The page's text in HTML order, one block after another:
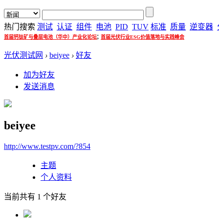
热门搜索 测试 认证 组件 电池 PID TUV 标准 质量 逆变器
首届钙钛矿与叠层电池（华中）产业化论坛; 首届光伏行业ESG价值落地与实践峰会
光伏测试网 › beiyee › 好友
加为好友
发送消息
beiyee
http://www.testpv.com/?854
主题
个人资料
当前共有 1 个好友